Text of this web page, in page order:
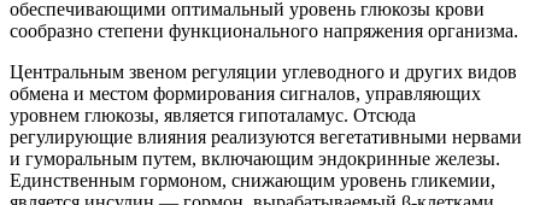
обеспечивающими оптимальный уровень глюкозы крови
сообразно степени функционального напряжения организма.
Центральным звеном регуляции углеводного и других видов
обмена и местом формирования сигналов, управляющих
уровнем глюкозы, является гипоталамус. Отсюда
регулирующие влияния реализуются вегетативными нервами
и гуморальным путем, включающим эндокринные железы.
Единственным гормоном, снижающим уровень гликемии,